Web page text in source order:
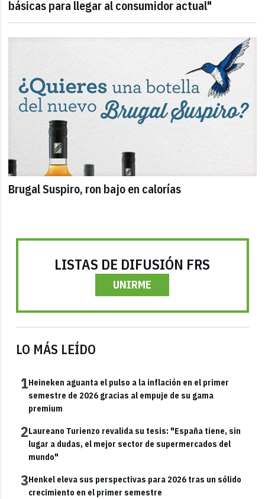
básicas para llegar al consumidor actual"
Brugal Suspiro, ron bajo en calorías
LISTAS DE DIFUSIÓN FRS
UNIRME
LO MÁS LEÍDO
1Heineken aguanta el pulso a la inflación en el primer
semestre de 2026 gracias al empuje de su gama
premium
2Laureano Turienzo revalida su tesis: "España tiene, sin
lugar a dudas, el mejor sector de supermercados del
mundo"
3Henkel eleva sus perspectivas para 2026 tras un sólido
crecimiento en el primer semestre